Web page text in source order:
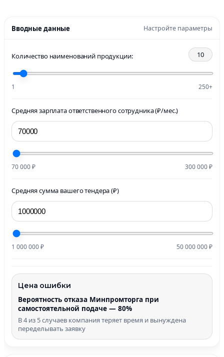
Вводные данные Настройте параметры
Количество наименований продукции: 10
1 250+
Средняя зарплата ответственного сотрудника (₽/мес.)
70 000 ₽ 300 000 ₽
Средняя сумма вашего тендера (₽)
1 000 000 ₽ 50 000 000 ₽
Цена ошибки
Вероятность отказа Минпромторга при
самостоятельной подаче — 80%
В 4 из 5 случаев компания теряет время и вынуждена
переделывать заявку